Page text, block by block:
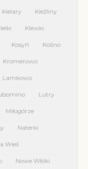
Kielary Kieźliny
Klewki
Kosyń Kośno
Kromerowo
Lamkowo
Lutry
Miłogórze
Naterki
Wieś
Nowe Włóki